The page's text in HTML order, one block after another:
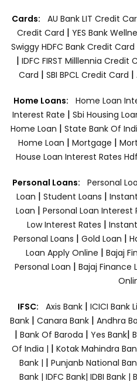
Cards: AU Bank LIT Credit
Credit Card | YES Bank
Swiggy HDFC Bank Credit Card
| IDFC FIRST Milllennia Credit
Card | SBI BPCL Credit Card |
Home Loans: Home Loan
Interest Rate | Sbi Housing
Home Loan | State Bank Of
Home Loan | Mortgage |
House Loan Interest Rates
Personal Loans: Personal
Loan | Student Loans |
Loan | Personal Loan Interest
Low Interest Rates |
Personal Loans | Gold Loan |
Loan Apply Online | Bajaj
Personal Loan | Bajaj Finance
IFSC: Axis Bank | ICICI Bank
Bank| Canara Bank | Andhra
| Bank Of Baroda | Yes Bank|
Of India | | Kotak Mahindra
Bank | | Punjanb National
Bank | IDFC Bank| IDBI Bank |